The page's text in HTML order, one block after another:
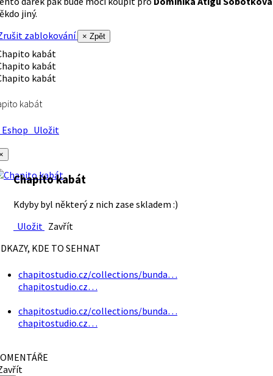
jiný.
zablokování
× Zpět
kabát
Uložit
Chapito kabát
Kdyby byl některý z nich zase skladem :)
Uložit Zavřít
KDE TO SEHNAT
chapitostudio.cz/collections/bunda…
chapitostudio.cz…
chapitostudio.cz/collections/bunda…
chapitostudio.cz…